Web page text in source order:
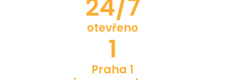
24/7
otevřeno
1
Praha 1